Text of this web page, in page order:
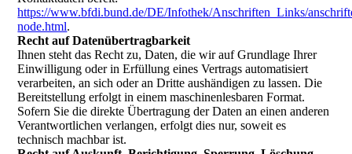
https://www.bfdi.bund.de/DE/Infothek/Anschriften_Links/
node.html.
Recht auf Datenübertragbarkeit
Ihnen steht das Recht zu, Daten, die wir auf Grundlage Ihrer
Einwilligung oder in Erfüllung eines Vertrags automatisiert
verarbeiten, an sich oder an Dritte aushändigen zu lassen. Die
Bereitstellung erfolgt in einem maschinenlesbaren Format.
Sofern Sie die direkte Übertragung der Daten an einen anderen
Verantwortlichen verlangen, erfolgt dies nur, soweit es
technisch machbar ist.